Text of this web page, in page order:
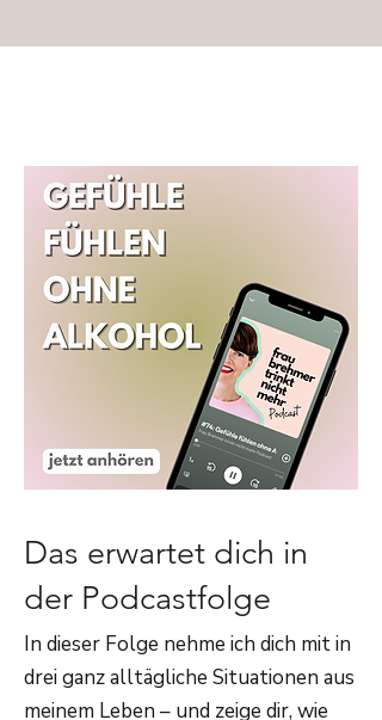
Das erwartet dich in
der Podcastfolge
In dieser Folge nehme ich dich mit in
drei ganz alltägliche Situationen aus
meinem Leben – und zeige dir, wie